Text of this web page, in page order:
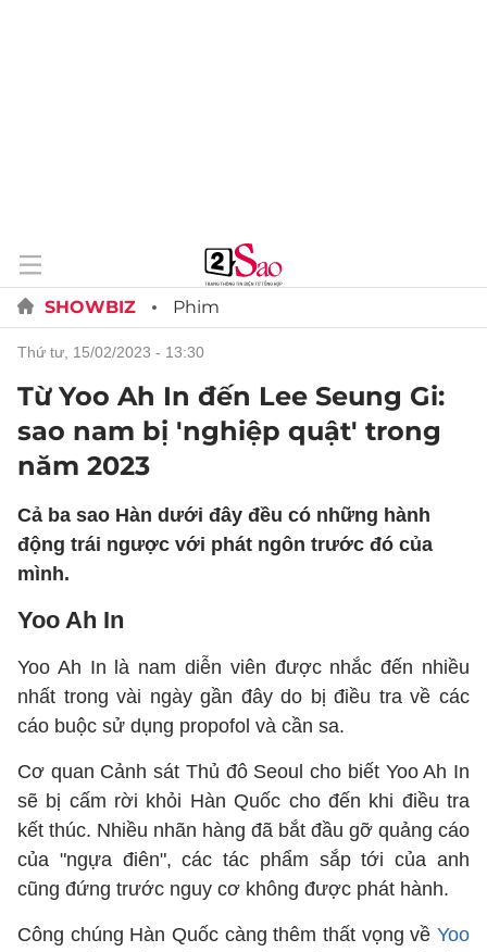
SHOWBIZ Phim
thứ tư, 15/02/2023 - 13:30
Từ Yoo Ah In đến Lee Seung Gi:
sao nam bị 'nghiệp quật' trong
năm 2023
Cả ba sao Hàn dưới đây đều có những hành
động trái ngược với phát ngôn trước đó của
mình.
Yoo Ah In
Yoo Ah In là nam diễn viên được nhắc đến nhiều
nhất trong vài ngày gần đây do bị điều tra về các
cáo buộc sử dụng propofol và cần sa.
Cơ quan Cảnh sát Thủ đô Seoul cho biết Yoo Ah In
sẽ bị cấm rời khỏi Hàn Quốc cho đến khi điều tra
kết thúc. Nhiều nhãn hàng đã bắt đầu gỡ quảng cáo
của "ngựa điên", các tác phẩm sắp tới của anh
cũng đứng trước nguy cơ không được phát hành.
Công chúng Hàn Quốc càng thêm thất vọng về Yoo